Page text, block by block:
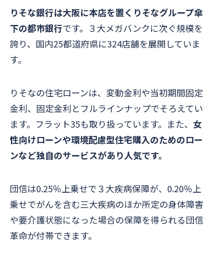
りそな銀行は大阪に本店を置くりそなグループ傘
下の都市銀行です。３大メガバンクに次ぐ規模を
誇り、国内25都道府県に324店舗を展開していま
す。
りそなの住宅ローンは、変動金利や当初期間固定
金利、固定金利とフルラインナップでそろえてい
ます。フラット35も取り扱っています。また、 女
性向けローンや環境配慮型住宅購入のためのロー
ンなど独自のサービスがあり人気です。
団信は0.25％上乗せで３大疾病保障が、0.20％上
乗せでがんを含む三大疾病のほか所定の身体障害
や要介護状態になった場合の保障を得られる団信
革命が付帯できます。